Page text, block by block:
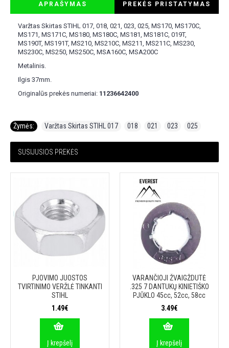
APRAŠYMAS PREKĖS PRISTATYMAS
Varžtas Skirtas STIHL 017, 018, 021, 023, 025, MS170, MS170C,
MS171, MS171C, MS180, MS180C, MS181, MS181C, 019T,
MS190T, MS191T, MS210, MS210C, MS211, MS211C, MS230,
MS230C, MS250, MS250C, MSA160C, MSA200C
Metalinis.
Ilgis 37mm.
Originalūs prekės numeriai: 11236642400
Žymės: Varžtas Skirtas STIHL 017 018 021 023 025
SUSIJUSIOS PREKĖS
PJOVIMO JUOSTOS
TVIRTINIMO VERŽLĖ TINKANTI
STIHL
1.49€
Į krepšelį
VARANČIOJI ŽVAIGŽDUTĖ
.325 7 DANTUKŲ KINIETIŠKO
PJŪKLO 45cc, 52cc, 58cc
3.49€
Į krepšelį